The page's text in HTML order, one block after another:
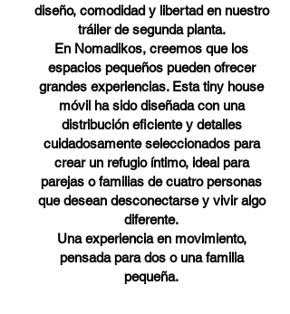
diseño, comodidad y libertad en nuestro
tráiler de segunda planta.
En Nomadikos, creemos que los
espacios pequeños pueden ofrecer
grandes experiencias. Esta tiny house
móvil ha sido diseñada con una
distribución eficiente y detalles
cuidadosamente seleccionados para
crear un refugio íntimo, ideal para
parejas o familias de cuatro personas
que desean desconectarse y vivir algo
diferente.
Una experiencia en movimiento,
pensada para dos o una familia
pequeña.